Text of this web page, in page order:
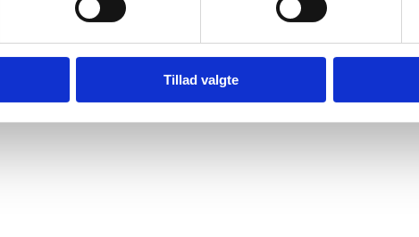
Tillad valgte
Digital Post - Borger
Tilgængelighedserklæring
Relevante links